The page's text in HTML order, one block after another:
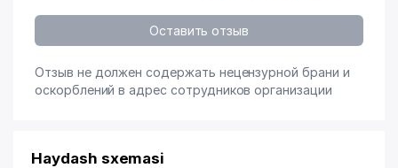
Оставить отзыв
Отзыв не должен содержать нецензурной брани и
оскорблений в адрес сотрудников организации
Haydash sxemasi